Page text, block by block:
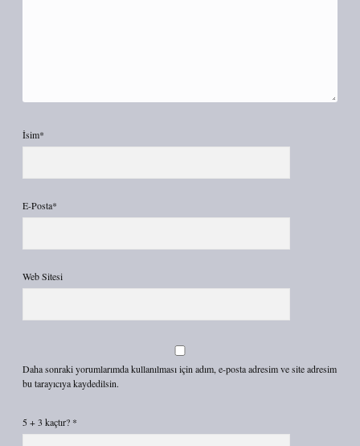
İsim*
E-Posta*
Web Sitesi
Daha sonraki yorumlarımda kullanılması için adım, e-posta adresim ve site adresim
bu tarayıcıya kaydedilsin.
5 + 3 kaçtır? *